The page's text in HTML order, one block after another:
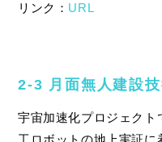
リンク： URL
2‑3 月面無人建設
宇宙加速化プロジェク
工ロボットの地上実証に